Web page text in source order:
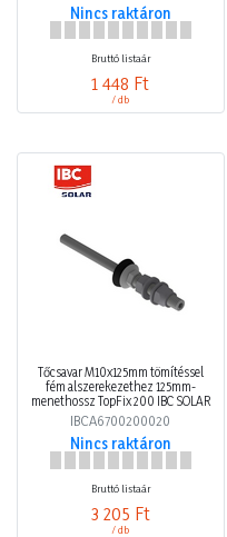
Nincs raktáron
Bruttó listaár
1 448 Ft
/ db
Tőcsavar M10x125mm tömítéssel
fém alszerekezethez 125mm-
menethossz TopFix 200 IBC SOLAR
IBCA6700200020
Nincs raktáron
Bruttó listaár
3 205 Ft
/ db